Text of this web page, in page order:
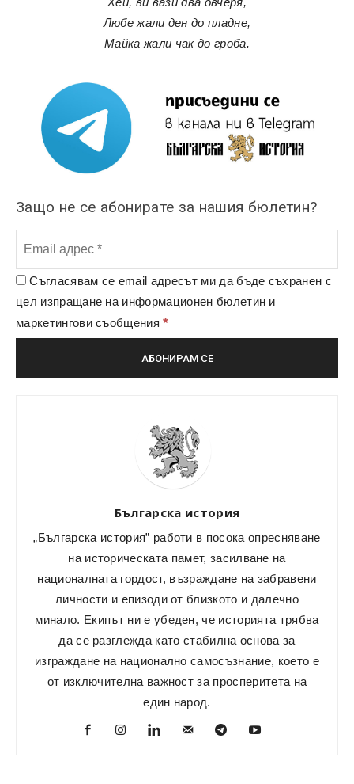
Любе жали ден до пладне,
Майка жали чак до гроба.
Защо не се абонирате за нашия бюлетин?
Съгласявам се email адресът ми да бъде съхранен с
цел изпращане на информационен бюлетин и
маркетингови съобщения*
Българска история
„Българска история” работи в посока опресняване
на историческата памет, засилване на
националната гордост, възраждане на забравени
личности и епизоди от близкото и далечно
минало. Екипът ни е убеден, че историята трябва
да се разглежда като стабилна основа за
изграждане на национално самосъзнание, което е
от изключителна важност за просперитета на
един народ.